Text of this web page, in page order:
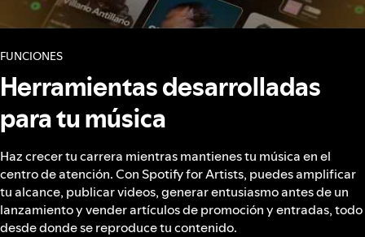
FUNCIONES
Herramientas desarrolladas
para tu música
Haz crecer tu carrera mientras mantienes tu música en el
centro de atención. Con Spotify for Artists, puedes amplificar
tu alcance, publicar videos, generar entusiasmo antes de un
lanzamiento y vender artículos de promoción y entradas, todo
desde donde se reproduce tu contenido.